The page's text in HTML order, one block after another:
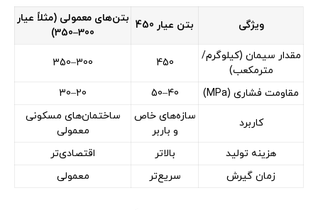
ویژگی بتن عیار 450
بتن‌های معمولی (مثلاً عیار
300–350)
مقدار سیمان (کیلوگرم/
مترمکعب)
450
300–350
مقاومت فشاری (MPa) 40–50
20–30
کاربرد
سازه‌های خاص
و باربر
ساختمان‌های مسکونی
معمولی
هزینه تولید
بالاتر
اقتصادی‌تر
زمان گیرش
سریع‌تر معمولی